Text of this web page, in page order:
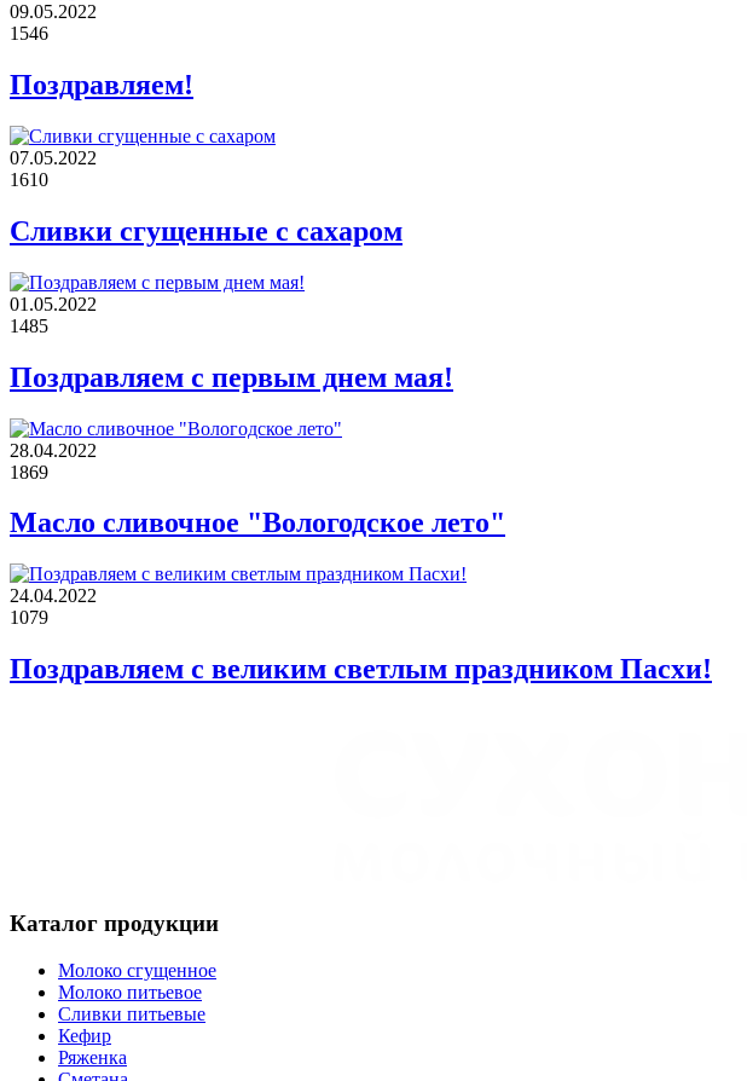
09.05.2022
1546
Поздравляем!
07.05.2022
1610
Сливки сгущенные с сахаром
01.05.2022
1485
Поздравляем с первым днем мая!
28.04.2022
1869
Масло сливочное "Вологодское лето"
24.04.2022
1079
Поздравляем с великим светлым праздником Пасхи!
Каталог продукции
Молоко сгущенное
Молоко питьевое
Сливки питьевые
Кефир
Ряженка